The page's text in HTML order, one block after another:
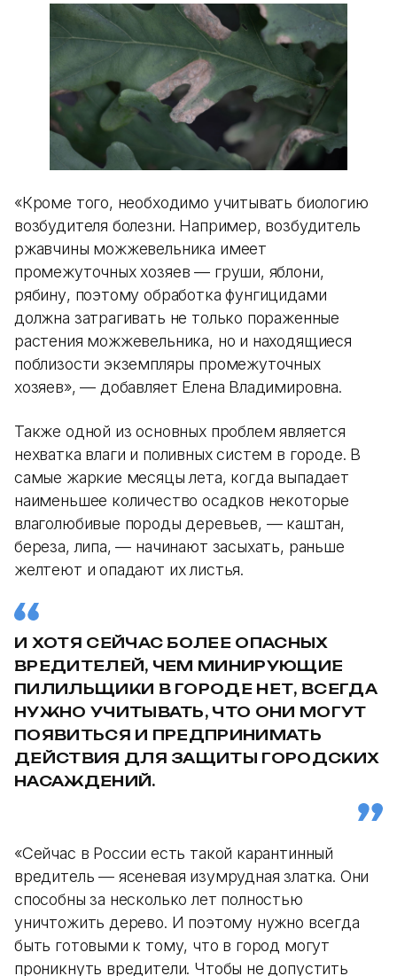
«Кроме того, необходимо учитывать биологию
возбудителя болезни. Например, возбудитель
ржавчины можжевельника имеет
промежуточных хозяев — груши, яблони,
рябину, поэтому обработка фунгицидами
должна затрагивать не только пораженные
растения можжевельника, но и находящиеся
поблизости экземпляры промежуточных
хозяев», — добавляет Елена Владимировна.
Также одной из основных проблем является
нехватка влаги и поливных систем в городе. В
самые жаркие месяцы лета, когда выпадает
наименьшее количество осадков некоторые
влаголюбивые породы деревьев, — каштан,
береза, липа, — начинают засыхать, раньше
желтеют и опадают их листья.
И ХОТЯ СЕЙЧАС БОЛЕЕ ОПАСНЫХ
ВРЕДИТЕЛЕЙ, ЧЕМ МИНИРУЮЩИЕ
ПИЛИЛЬЩИКИ В ГОРОДЕ НЕТ, ВСЕГДА
НУЖНО УЧИТЫВАТЬ, ЧТО ОНИ МОГУТ
ПОЯВИТЬСЯ И ПРЕДПРИНИМАТЬ
ДЕЙСТВИЯ ДЛЯ ЗАЩИТЫ ГОРОДСКИХ
НАСАЖДЕНИЙ.
«Сейчас в России есть такой карантинный
вредитель — ясеневая изумрудная златка. Они
способны за несколько лет полностью
уничтожить дерево. И поэтому нужно всегда
быть готовыми к тому, что в город могут
проникнуть вредители. Чтобы не допустить